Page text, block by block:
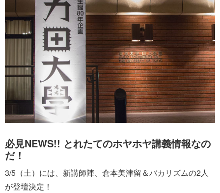
必見NEWS!! とれたてのホヤホヤ講義情報なの
だ！
3/5（土）には、新講師陣、倉本美津留＆バカリズムの2人
が登壇決定！